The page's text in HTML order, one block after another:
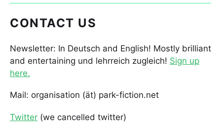
CONTACT US
Newsletter: In Deutsch and English! Mostly brilliant
and entertaining und lehrreich zugleich! Sign up
here.
Mail: organisation (ät) park-fiction.net
Twitter (we cancelled twitter)